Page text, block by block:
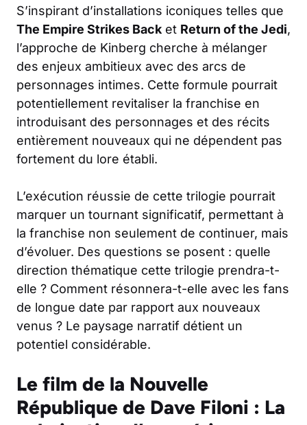
S’inspirant d’installations iconiques telles que
The Empire Strikes Back et Return of the Jedi,
l’approche de Kinberg cherche à mélanger
des enjeux ambitieux avec des arcs de
personnages intimes. Cette formule pourrait
potentiellement revitaliser la franchise en
introduisant des personnages et des récits
entièrement nouveaux qui ne dépendent pas
fortement du lore établi.
L’exécution réussie de cette trilogie pourrait
marquer un tournant significatif, permettant à
la franchise non seulement de continuer, mais
d’évoluer. Des questions se posent : quelle
direction thématique cette trilogie prendra-t-
elle ? Comment résonnera-t-elle avec les fans
de longue date par rapport aux nouveaux
venus ? Le paysage narratif détient un
potentiel considérable.
Le film de la Nouvelle
République de Dave Filoni : La